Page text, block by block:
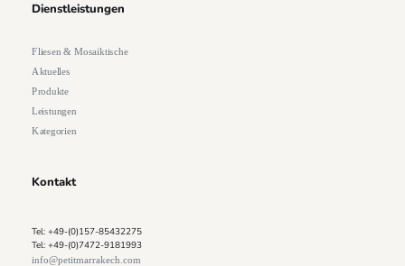
Dienstleistungen
Fliesen & Mosaiktische
Aktuelles
Produkte
Leistungen
Kategorien
Kontakt
Tel: +49-(0)157-85432275
Tel: +49-(0)7472-9181993
info@petitmarrakech.com